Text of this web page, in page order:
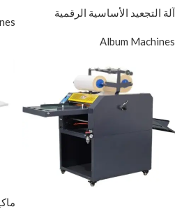
آلة التجعيد الأساسية الرقمية
Album Machines